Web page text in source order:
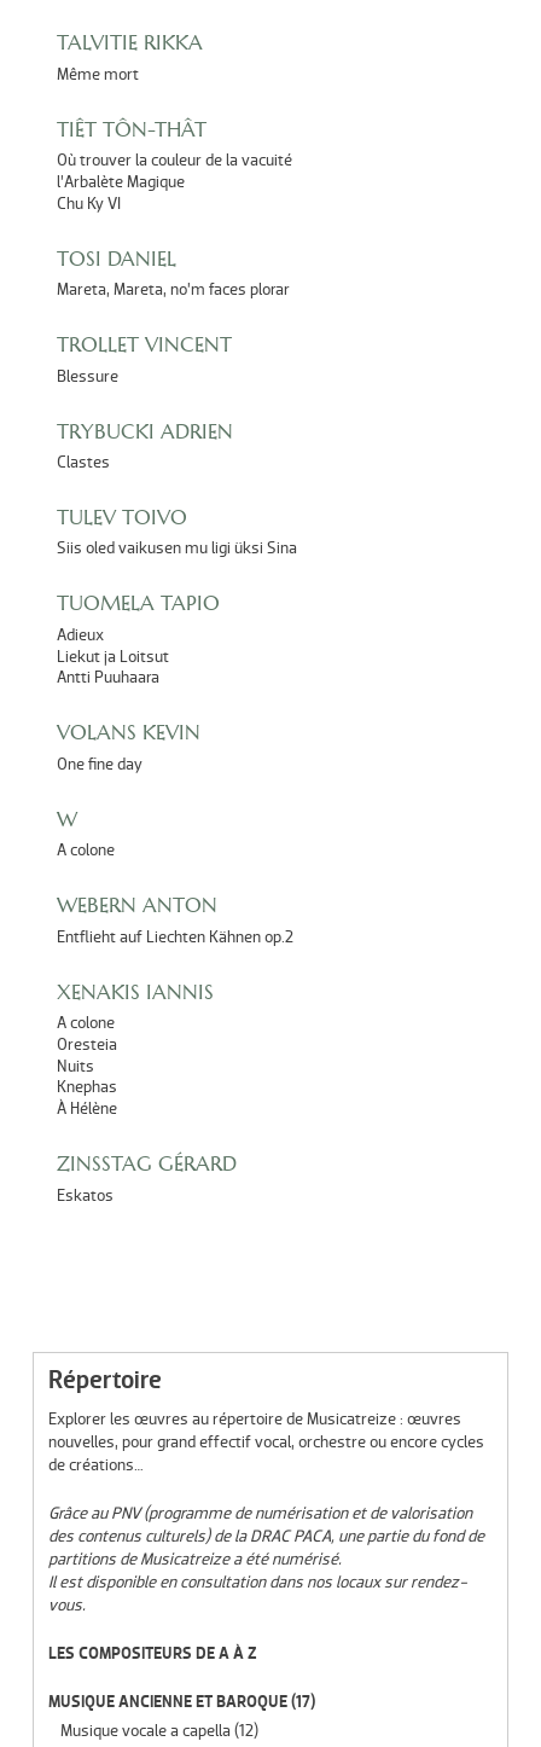
TALVITIE RIKKA
Même mort
TIÊT TÔN-THÂT
Où trouver la couleur de la vacuité
l’Arbalète Magique
Chu Ky VI
TOSI DANIEL
Mareta, Mareta, no’m faces plorar
TROLLET VINCENT
Blessure
TRYBUCKI ADRIEN
Clastes
TULEV TOIVO
Siis oled vaikusen mu ligi üksi Sina
TUOMELA TAPIO
Adieux
Liekut ja Loitsut
Antti Puuhaara
VOLANS KEVIN
One fine day
W
A colone
WEBERN ANTON
Entflieht auf Liechten Kähnen op.2
XENAKIS IANNIS
A colone
Oresteia
Nuits
Knephas
À Hélène
ZINSSTAG GÉRARD
Eskatos
Répertoire
Explorer les œuvres au répertoire de Musicatreize : œuvres
nouvelles, pour grand effectif vocal, orchestre ou encore cycles
de créations…
Grâce au PNV (programme de numérisation et de valorisation
des contenus culturels) de la DRAC PACA, une partie du fond de
partitions de Musicatreize a été numérisé.
Il est disponible en consultation dans nos locaux sur rendez-
vous.
LES COMPOSITEURS DE A À Z
MUSIQUE ANCIENNE ET BAROQUE(17)
Musique vocale a capella (12)